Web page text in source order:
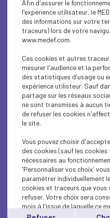
SOCIAL
ECONOMY
PROFESSIONAL TRAINING
SOCIAL
SOCIAL
SOCIAL
SOCIAL
SOCIAL
SOCIAL
Afin d'assurer le
l'expérience utilisateur, le
des informations sur votre
traceurs) lors de votre
www.medef.com.
Ces cookies et autres
mesurer l'audience et la
des statistiques d'usage ou
expérience utilisteur. Sauf
partage sur les réseaux
ne sont transmises à aucun
de refuser les cookies
le site.
Vous pouvez choisir
des cookies (sauf les
nécessaires au
'Personnaliser vos choix'
paramétrer individuellement
cookies et traceurs que vous
refuser. Votre choix sera
mois à l'issue de laquelle ce
affiché..